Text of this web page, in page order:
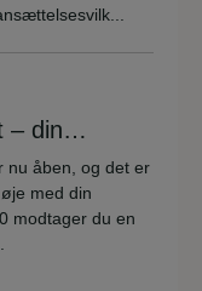
– din
nu åben, og det er
med din
modtager du en